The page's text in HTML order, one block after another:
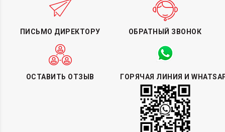
ПИСЬМО ДИРЕКТОРУ ОБРАТНЫЙ ЗВОНОК
ОСТАВИТЬ ОТЗЫВ ГОРЯЧАЯ ЛИНИЯ И